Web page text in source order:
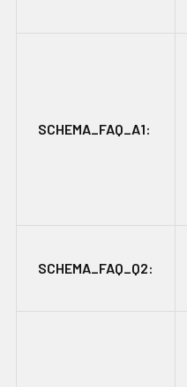
SCHEMA_FAQ_A1:
SCHEMA_FAQ_Q2: